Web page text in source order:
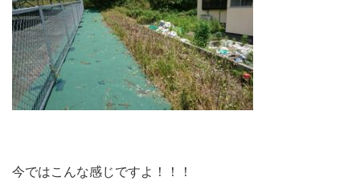
今ではこんな感じですよ！！！